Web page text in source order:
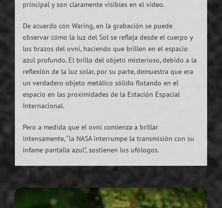
principal y son claramente visibles en el video.
De acuerdo con Waring, en la grabación se puede
observar cómo la luz del Sol se refleja desde el cuerpo y
los brazos del ovni, haciendo que brillen en el espacio
azul profundo. El brillo del objeto misterioso, debido a la
reflexión de la luz solar, por su parte, demuestra que era
un verdadero objeto metálico sólido flotando en el
espacio en las proximidades de la Estación Espacial
Internacional.
Pero a medida que el ovni comienza a brillar
intensamente, “la NASA interrumpe la transmisión con su
infame pantalla azul”, sostienen los ufólogos.